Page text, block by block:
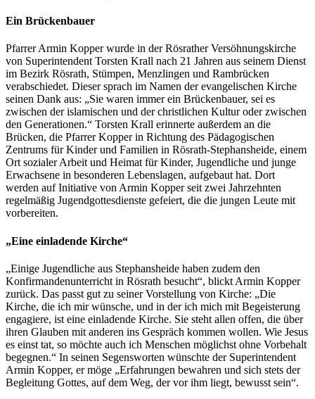
Ein Brückenbauer
Pfarrer Armin Kopper wurde in der Rösrather Versöhnungskirche
von Superintendent Torsten Krall nach 21 Jahren aus seinem Dienst
im Bezirk Rösrath, Stümpen, Menzlingen und Rambrücken
verabschiedet. Dieser sprach im Namen der evangelischen Kirche
seinen Dank aus: „Sie waren immer ein Brückenbauer, sei es
zwischen der islamischen und der christlichen Kultur oder zwischen
den Generationen.“ Torsten Krall erinnerte außerdem an die
Brücken, die Pfarrer Kopper in Richtung des Pädagogischen
Zentrums für Kinder und Familien in Rösrath-Stephansheide, einem
Ort sozialer Arbeit und Heimat für Kinder, Jugendliche und junge
Erwachsene in besonderen Lebenslagen, aufgebaut hat. Dort
werden auf Initiative von Armin Kopper seit zwei Jahrzehnten
regelmäßig Jugendgottesdienste gefeiert, die die jungen Leute mit
vorbereiten.
„Eine einladende Kirche“
„Einige Jugendliche aus Stephansheide haben zudem den
Konfirmandenunterricht in Rösrath besucht“, blickt Armin Kopper
zurück. Das passt gut zu seiner Vorstellung von Kirche: „Die
Kirche, die ich mir wünsche, und in der ich mich mit Begeisterung
engagiere, ist eine einladende Kirche. Sie steht allen offen, die über
ihren Glauben mit anderen ins Gespräch kommen wollen. Wie Jesus
es einst tat, so möchte auch ich Menschen möglichst ohne Vorbehalt
begegnen.“ In seinen Segensworten wünschte der Superintendent
Armin Kopper, er möge „Erfahrungen bewahren und sich stets der
Begleitung Gottes, auf dem Weg, der vor ihm liegt, bewusst sein“.